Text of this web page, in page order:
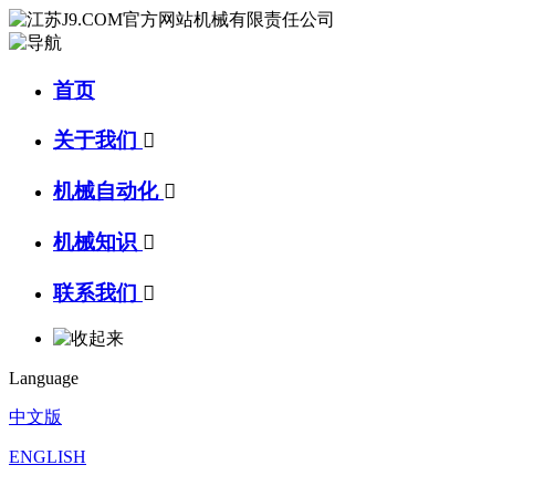
首页
关于我们 
机械自动化 
机械知识 
联系我们 
Language
中文版
ENGLISH